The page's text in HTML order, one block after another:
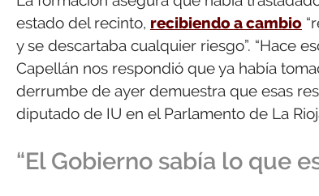
estado del recinto, recibiendo a cambio
y se descartaba cualquier riesgo”. “Hace
Capellán nos respondió que ya había
derrumbe de ayer demuestra que esas
diputado de IU en el Parlamento de La
“El Gobierno sabía lo que